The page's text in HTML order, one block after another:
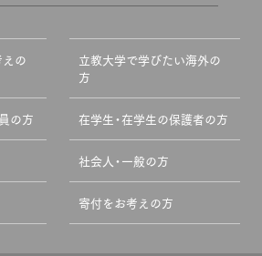
の
立教大学で学びたい海外の
方
の方 在学生・在学生の保護者の方
社会人・一般の方
寄付をお考えの方